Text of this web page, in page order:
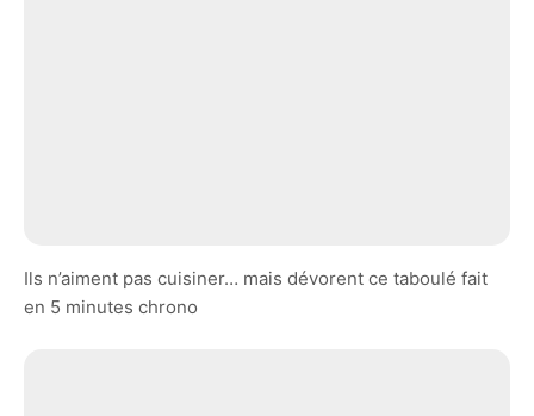
Ils n’aiment pas cuisiner… mais dévorent ce taboulé fait
en 5 minutes chrono